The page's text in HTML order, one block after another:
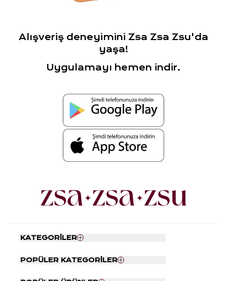
Alışveriş deneyimini Zsa Zsa Zsu'da
yaşa!
Uygulamayı hemen indir.
KATEGORİLER
Nevresim Seti
Tabaklar
POPÜLER KATEGORİLER